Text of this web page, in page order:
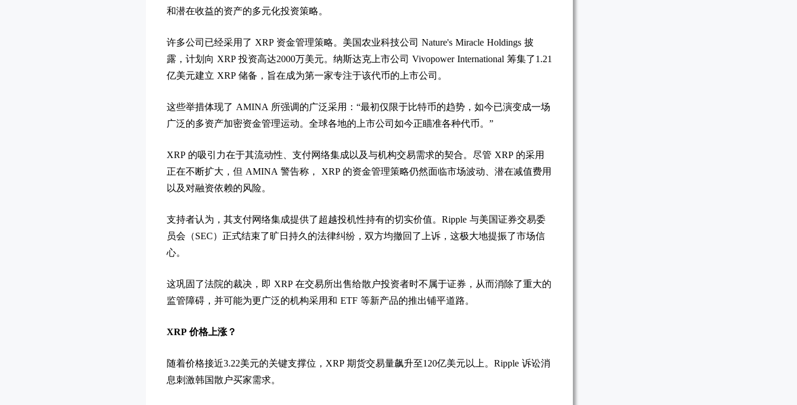
和潜在收益的资产的多元化投资策略。
许多公司已经采用了 XRP 资金管理策略。美国农业科技公司 Nature's Miracle Holdings 披
露，计划向 XRP 投资高达2000万美元。纳斯达克上市公司 Vivopower International 筹集了1.21
亿美元建立 XRP 储备，旨在成为第一家专注于该代币的上市公司。
这些举措体现了 AMINA 所强调的广泛采用：“最初仅限于比特币的趋势，如今已演变成一场
广泛的多资产加密资金管理运动。全球各地的上市公司如今正瞄准各种代币。”
XRP 的吸引力在于其流动性、支付网络集成以及与机构交易需求的契合。尽管 XRP 的采用
正在不断扩大，但 AMINA 警告称， XRP 的资金管理策略仍然面临市场波动、潜在减值费用
以及对融资依赖的风险。
支持者认为，其支付网络集成提供了超越投机性持有的切实价值。Ripple 与美国证券交易委
员会（SEC）正式结束了旷日持久的法律纠纷，双方均撤回了上诉，这极大地提振了市场信
心。
这巩固了法院的裁决，即 XRP 在交易所出售给散户投资者时不属于证券，从而消除了重大的
监管障碍，并可能为更广泛的机构采用和 ETF 等新产品的推出铺平道路。
XRP 价格上涨？
随着价格接近3.22美元的关键支撑位，XRP 期货交易量飙升至120亿美元以上。Ripple 诉讼消
息刺激韩国散户买家需求。